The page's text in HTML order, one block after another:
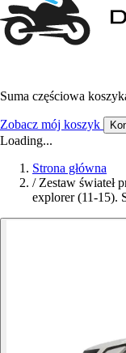
Suma częściowa
Zobacz mój koszyk
Loading...
Strona główna
/ Zestaw świateł
explorer (11-15).